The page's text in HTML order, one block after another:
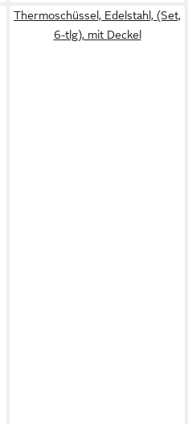
Thermoschüssel, Edelstahl, (Set,
6-tlg), mit Deckel